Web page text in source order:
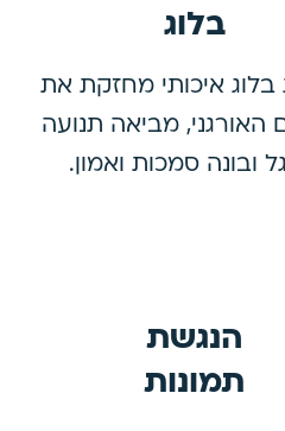
בלוג
בלוג איכותי מחזקת את
האורגני, מביאה תנועה
ובונה סמכות ואמון.
הנגשת
תמונות